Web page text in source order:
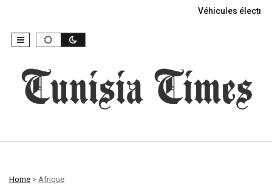
Véhicules
Home > Afrique